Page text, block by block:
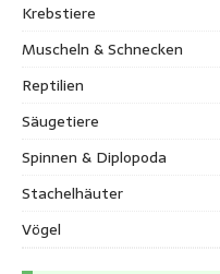
Krebstiere
Muscheln & Schnecken
Reptilien
Säugetiere
Spinnen & Diplopoda
Stachelhäuter
Vögel